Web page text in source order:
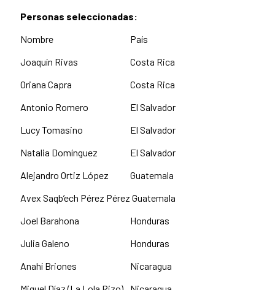
Personas seleccionadas:
Nombre
País
Joaquín Rivas
Costa Rica
Oriana Capra
Costa Rica
Antonio Romero
El Salvador
Lucy Tomasino
El Salvador
Natalia Domínguez
El Salvador
Alejandro Ortiz López
Guatemala
Avex Saqb’ech Pérez Pérez Guatemala
Joel Barahona
Honduras
Julia Galeno
Honduras
Anahí Briones
Nicaragua